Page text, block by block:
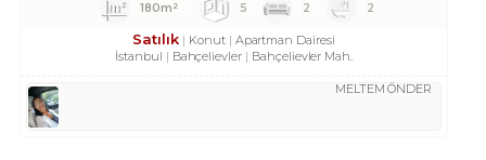
180m² 5 2 2
Satılık Konut
Apartman Dairesi
İstanbul
Bahçelievler Bahçelievler Mah.
MELTEM ÖNDER